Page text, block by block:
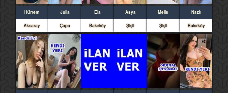
Hürrem
Aksaray
Julia
Çapa
Ela
Bakırköy
Asya
Şişli
Melis
Şişli
Nazlı
Bakırköy